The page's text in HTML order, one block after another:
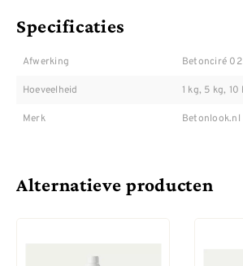
Specificaties
Afwerking Betonciré
Hoeveelheid 1 kg, 5 kg, 10
Merk Betonlook.nl
Alternatieve producten